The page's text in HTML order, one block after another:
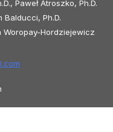
Paweł Atroszko, Ph.D.
Balducci, Ph.D.
Woropay-Hordziejewicz